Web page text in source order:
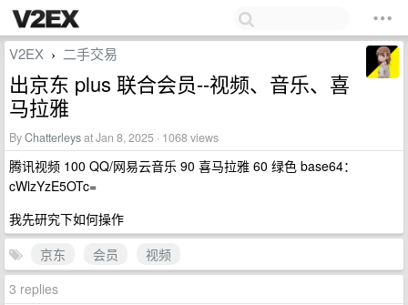
V2EX › 二手交易
出京东 plus 联合会员--视频、音乐、喜
马拉雅
ByChatterleysat Jan 8, 2025 · 1068 views
腾讯视频 100 QQ/网易云音乐 90 喜马拉雅 60 绿色 base64：
cWlzYzE5OTc=
我先研究下如何操作
京东
会员
视频
3 replies